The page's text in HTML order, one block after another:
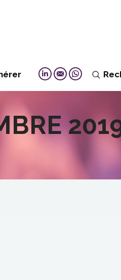
Linkedin
MailWhatsapp
Search: